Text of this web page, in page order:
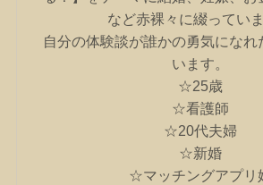
など赤裸々に綴っていま
自分の体験談が誰かの勇気になれ
います。
☆25歳
☆看護師
☆20代夫婦
☆新婚
☆マッチングアプリ